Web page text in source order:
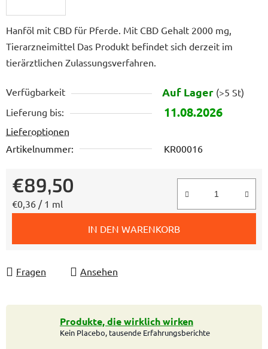
Hanföl mit CBD für Pferde. Mit CBD Gehalt 2000 mg,
Tierarzneimittel Das Produkt befindet sich derzeit im
tierärztlichen Zulassungsverfahren.
Verfügbarkeit Auf Lager (>5 St)
Lieferung bis:
11.08.2026
Lieferoptionen
Artikelnummer:
KR00016
€89,50
Verkaufspreis:
€0,36 / 1 ml
IN DEN WARENKORB
Fragen Ansehen
Produkte, die wirklich wirken
Kein Placebo, tausende Erfahrungsberichte